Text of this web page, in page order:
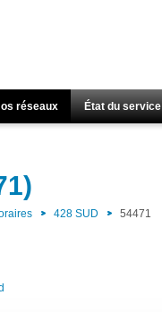
réseaux État du service
428 SUD 54471